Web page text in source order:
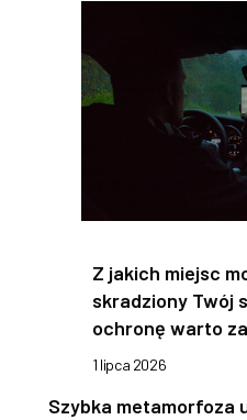
Z jakich miejsc
skradziony Twój
ochronę warto
1 lipca 2026
Szybka metamorfoza